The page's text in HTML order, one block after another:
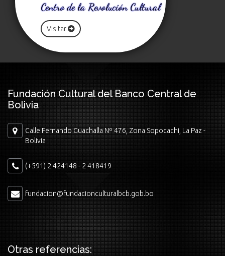
Centro de la Revolución Cultural
Visitar
Fundación Cultural del Banco Central de
Bolivia
Calle Fernando Guachalla Nº 476, Zona Sopocachi, La Paz -
Bolivia
(+591) 2 424148 - 2 418419
fundacion@fundacionculturalbcb.gob.bo
Otras referencias: